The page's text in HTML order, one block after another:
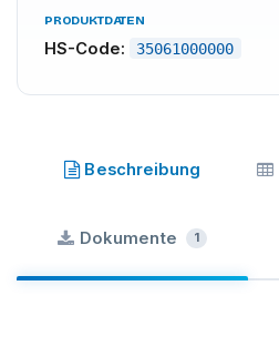
PRODUKTDATEN
HS-Code: 35061000000
Beschreibung
Dokumente 1